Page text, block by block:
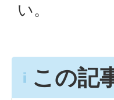
い。
この記